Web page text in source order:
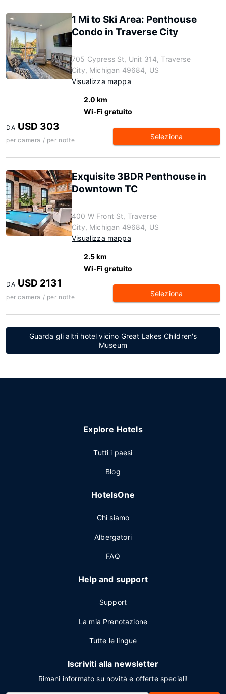
1 Mi to Ski Area: Penthouse
Condo in Traverse City
705 Cypress St, Unit 314, Traverse
City, Michigan 49684, US
Visualizza mappa
2.0 km
Wi-Fi gratuito
DA USD 303
per camera / per notte Seleziona
Exquisite 3BDR Penthouse in
Downtown TC
400 W Front St, Traverse
City, Michigan 49684, US
Visualizza mappa
2.5 km
Wi-Fi gratuito
DA USD 2131
per camera / per notte Seleziona
Guarda gli altri hotel vicino Great Lakes Children's
Museum
Explore Hotels
Tutti i paesi
Blog
HotelsOne
Chi siamo
Albergatori
FAQ
Help and support
Support
La mia Prenotazione
Tutte le lingue
Iscriviti alla newsletter
Rimani informato su novità e offerte speciali!